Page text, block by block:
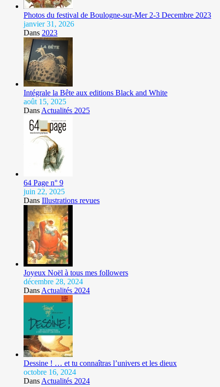
Photos du festival de Boulogne-sur-Mer 2-3 Decembre 2023
janvier 31, 2026
Dans 2023
Intégrale la Bête aux editions Black and White
août 15, 2025
Dans Actualités 2025
64 Page n° 9
juin 22, 2025
Dans Illustrations revues
Joyeux Noël à tous mes followers
décembre 28, 2024
Dans Actualités 2024
Dessine ! … et tu connaîtras l’univers et les dieux
octobre 16, 2024
Dans Actualités 2024